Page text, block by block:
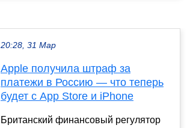
20:28, 31 Мар
Apple получила штраф за
платежи в Россию — что теперь
будет с App Store и iPhone
Британский финансовый регулятор